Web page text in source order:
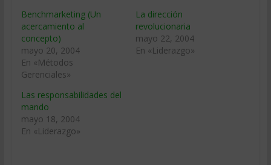
Benchmarketing (Un
acercamiento al
concepto)
mayo 20, 2004
En «Métodos
Gerenciales»
La dirección
revolucionaria
mayo 22, 2004
En «Liderazgo»
Las responsabilidades del
mando
mayo 18, 2004
En «Liderazgo»